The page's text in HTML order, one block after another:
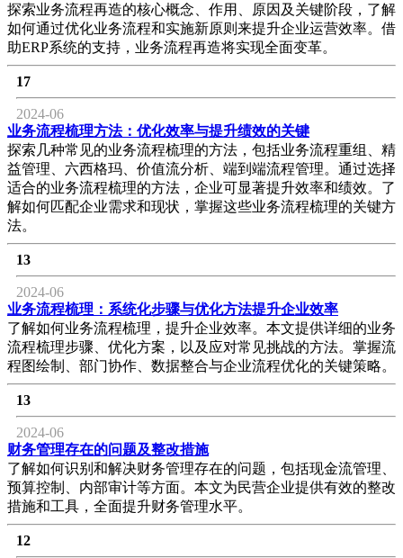
探索业务流程再造的核心概念、作用、原因及关键阶段，了解
如何通过优化业务流程和实施新原则来提升企业运营效率。借
助ERP系统的支持，业务流程再造将实现全面变革。
17
2024-06
业务流程梳理方法：优化效率与提升绩效的关键
探索几种常见的业务流程梳理的方法，包括业务流程重组、精
益管理、六西格玛、价值流分析、端到端流程管理。通过选择
适合的业务流程梳理的方法，企业可显著提升效率和绩效。了
解如何匹配企业需求和现状，掌握这些业务流程梳理的关键方
法。
13
2024-06
业务流程梳理：系统化步骤与优化方法提升企业效率
了解如何业务流程梳理，提升企业效率。本文提供详细的业务
流程梳理步骤、优化方案，以及应对常见挑战的方法。掌握流
程图绘制、部门协作、数据整合与企业流程优化的关键策略。
13
2024-06
财务管理存在的问题及整改措施
了解如何识别和解决财务管理存在的问题，包括现金流管理、
预算控制、内部审计等方面。本文为民营企业提供有效的整改
措施和工具，全面提升财务管理水平。
12